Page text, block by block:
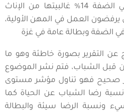
ممتازا، ونسبة البطالة في الضفة 14% غالبيتها من الإناث
يرفضون العمل في المهن الأولية،
الضفة وبطالة عامة في غزة
عن التقرير بصورة خاطئة وهو ما
قبل الشباب، فتم نشر الموضوع
صحيح فهو تناول مؤشر مستوى
رضا الشباب عن الحياة كما
ونسبة الرضا سيئة والبطالة